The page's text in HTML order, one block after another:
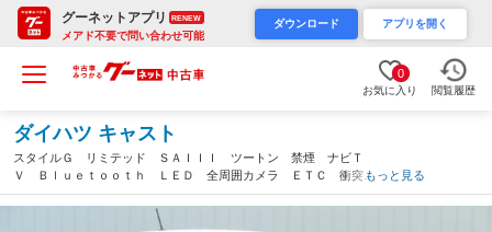
グーネットアプリ RENEW
メアド不要で問い合わせ可能
ダウンロード アプリを開く
0
お気に入り 閲覧履歴
ダイハツ キャスト
スタイルＧ リミテッド ＳＡＩＩＩ ツートン 禁煙 ナビＴ
Ｖ Ｂｌｕｅｔｏｏｔｈ ＬＥＤ 全周囲カメラ ＥＴＣ 衝突軽
減ブレーキ 前席シートヒーター スマートキー ＤＶＤ再生（岐
阜県）
もっと見る